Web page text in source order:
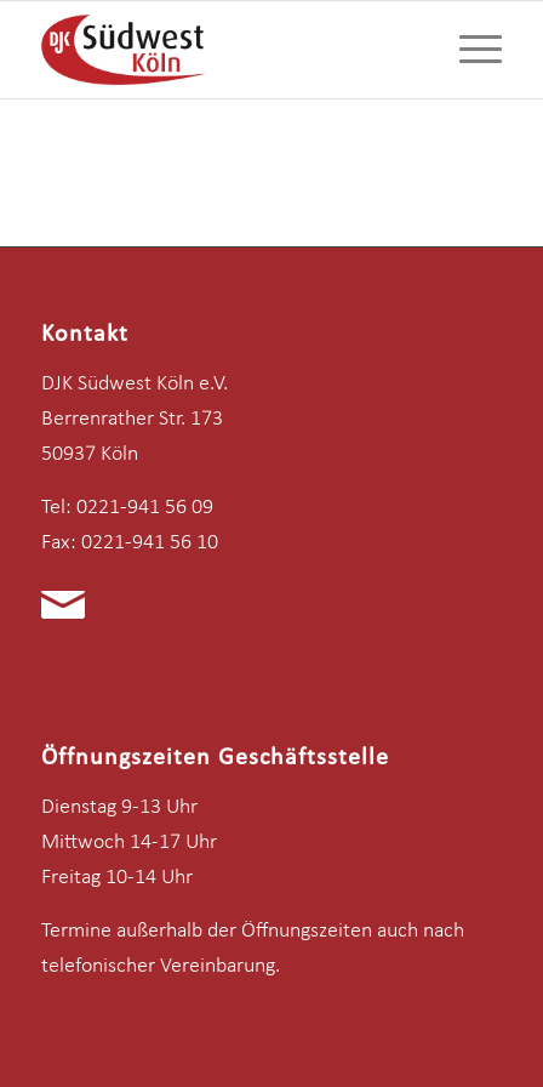
Kontakt
DJK Südwest Köln e.V.
Berrenrather Str. 173
50937 Köln
Tel: 0221-941 56 09
Fax: 0221-941 56 10
Öffnungszeiten Geschäftsstelle
Dienstag 9-13 Uhr
Mittwoch 14-17 Uhr
Freitag 10-14 Uhr
Termine außerhalb der Öffnungszeiten auch nach
telefonischer Vereinbarung.